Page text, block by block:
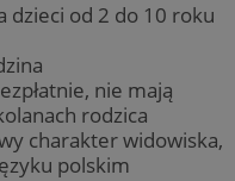
dzieci od 2 do 10 roku
nie mają
rodzica
charakter widowiska,
polskim